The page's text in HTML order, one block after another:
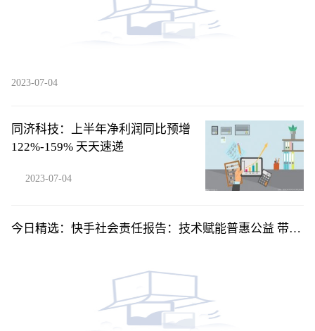
2023-07-04
同济科技：上半年净利润同比预增
122%-159% 天天速递
2023-07-04
今日精选：快手社会责任报告：技术赋能普惠公益 带动